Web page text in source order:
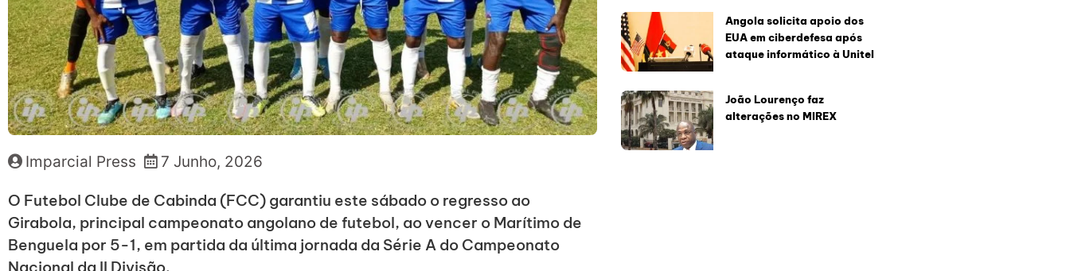
Imparcial Press 7 Junho, 2026
O Futebol Clube de Cabinda (FCC) garantiu este sábado o regresso ao
Girabola, principal campeonato angolano de futebol, ao vencer o Marítimo de
Benguela por 5-1, em partida da última jornada da Série A do Campeonato
Nacional da II Divisão.
Angola solicita apoio dos
EUA em ciberdefesa após
ataque informático à Unitel
João Lourenço faz
alterações no MIREX